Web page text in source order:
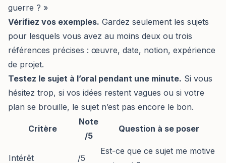
guerre ? »
Vérifiez vos exemples. Gardez seulement les sujets
pour lesquels vous avez au moins deux ou trois
références précises : œuvre, date, notion, expérience
de projet.
Testez le sujet à l’oral pendant une minute. Si vous
hésitez trop, si vos idées restent vagues ou si votre
plan se brouille, le sujet n’est pas encore le bon.
Critère
Note
/5
Question à se poser
Intérêt /5
Est-ce que ce sujet me motive